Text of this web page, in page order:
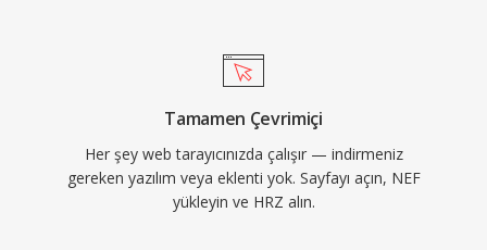
Tamamen Çevrimiçi
Her şey web tarayıcınızda çalışır — indirmeniz
gereken yazılım veya eklenti yok. Sayfayı açın, NEF
yükleyin ve HRZ alın.